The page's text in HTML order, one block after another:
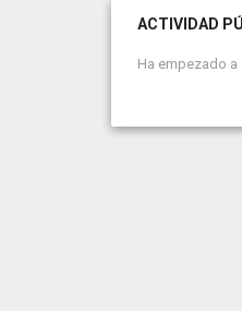
ACTIVIDAD
Ha empezado a